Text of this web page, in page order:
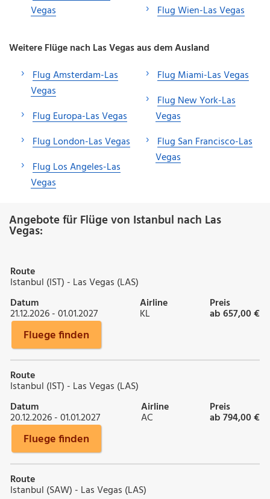
Vegas
Flug Wien-Las Vegas
Weitere Flüge nach Las Vegas aus dem Ausland
Flug Amsterdam-Las
Vegas
Flug Europa-Las Vegas
Flug London-Las Vegas
Flug Los Angeles-Las
Vegas
Flug Miami-Las Vegas
Flug New York-Las
Vegas
Flug San Francisco-Las
Vegas
Angebote für Flüge von Istanbul nach Las
Vegas:
Route
Istanbul (IST) - Las Vegas (LAS)
Datum
21.12.2026 - 01.01.2027
Airline
KL
Preis
ab 657,00 €
Fluege finden
Route
Istanbul (IST) - Las Vegas (LAS)
Datum
20.12.2026 - 01.01.2027
Airline
AC
Preis
ab 794,00 €
Fluege finden
Route
Istanbul (SAW) - Las Vegas (LAS)